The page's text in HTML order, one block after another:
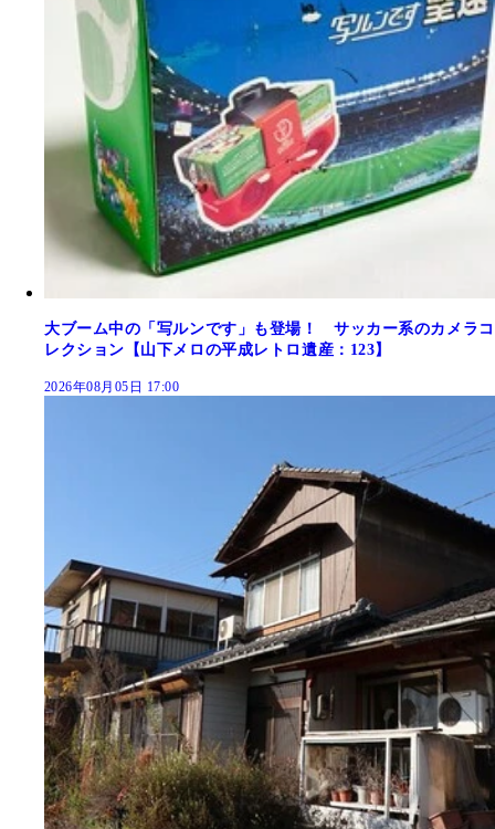
大ブーム中の「写ルンです」も登場！ サッカー系のカメラコ
レクション【山下メロの平成レトロ遺産：123】
2026年08月05日 17:00